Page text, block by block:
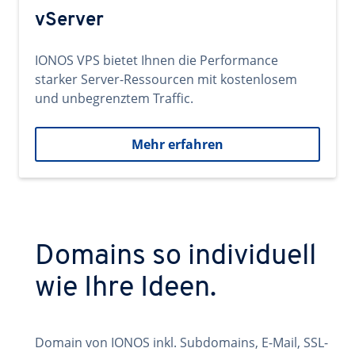
vServer
IONOS VPS bietet Ihnen die Performance
starker Server-Ressourcen mit kostenlosem
und unbegrenztem Traffic.
Mehr erfahren
Domains so individuell
wie Ihre Ideen.
Domain von IONOS inkl. Subdomains, E-Mail, SSL-